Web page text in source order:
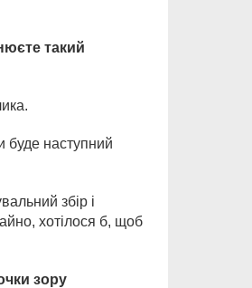
такий
буде наступний
збір і
хотілося б, щоб
зору